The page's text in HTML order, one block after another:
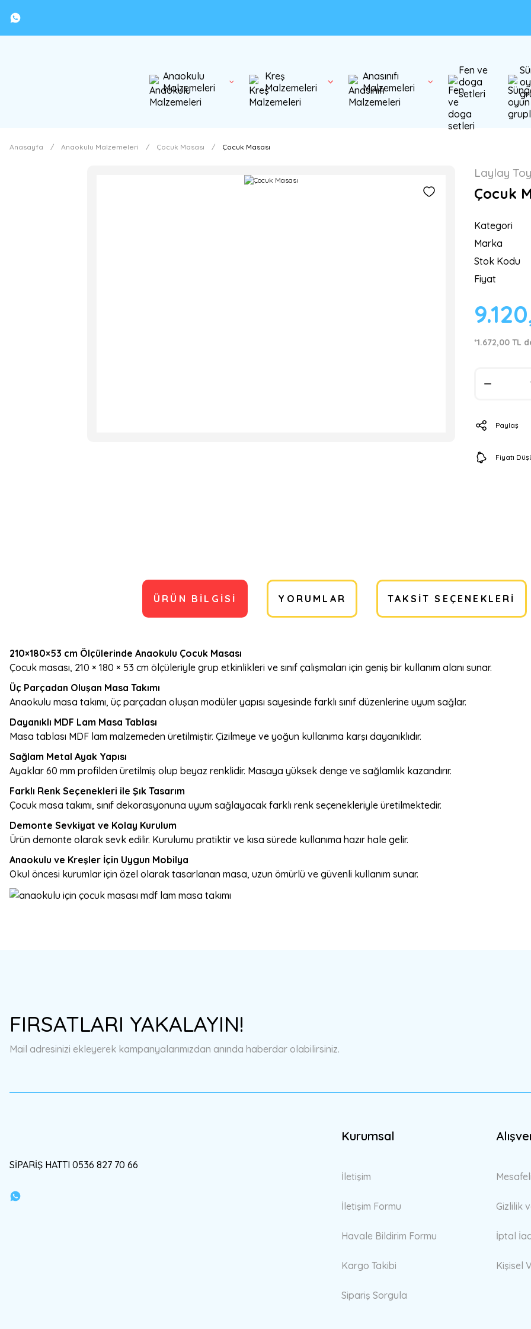
Anaokulu
Malzemeleri
Kreş
Malzemeleri
Anasınıfı
Malzemeleri
Fen ve
doga
setleri
Anasayfa Anaokulu Malzemeleri Çocuk Masası Çocuk Masası
Laylay
Çocuk
Kategori
Marka
Stok Kodu
Fiyat
*1.672,00 TL
Paylaş
Fiyatı
ÜRÜN BILGISI YORUMLAR TAKSIT SEÇENEKLERI
210×180×53 cm Ölçülerinde Anaokulu Çocuk Masası
Çocuk masası, 210 × 180 × 53 cm ölçüleriyle grup etkinlikleri ve sınıf çalışmaları için geniş bir kullanım alanı sunar.
Üç Parçadan Oluşan Masa Takımı
Anaokulu masa takımı, üç parçadan oluşan modüler yapısı sayesinde farklı sınıf düzenlerine uyum sağlar.
Dayanıklı MDF Lam Masa Tablası
Masa tablası MDF lam malzemeden üretilmiştir. Çizilmeye ve yoğun kullanıma karşı dayanıklıdır.
Sağlam Metal Ayak Yapısı
Ayaklar 60 mm profilden üretilmiş olup beyaz renklidir. Masaya yüksek denge ve sağlamlık kazandırır.
Farklı Renk Seçenekleri ile Şık Tasarım
Çocuk masa takımı, sınıf dekorasyonuna uyum sağlayacak farklı renk seçenekleriyle üretilmektedir.
Demonte Sevkiyat ve Kolay Kurulum
Ürün demonte olarak sevk edilir. Kurulumu pratiktir ve kısa sürede kullanıma hazır hale gelir.
Anaokulu ve Kreşler İçin Uygun Mobilya
Okul öncesi kurumlar için özel olarak tasarlanan masa, uzun ömürlü ve güvenli kullanım sunar.
Ürün açıklamasında eksik bilgiler bulunuyor.
Ürün fiyatı diğer sitelerden daha pahalı.
FIRSATLARI YAKALAYIN!
Mail adresinizi ekleyerek kampanyalarımızdan anında haberdar olabilirsiniz.
SİPARİŞ HATTI 0536 827 70 66
Kurumsal
İletişim
İletişim Formu
Havale Bildirim Formu
Kargo Takibi
Sipariş Sorgula
Gizlilik
İptal
Kişisel